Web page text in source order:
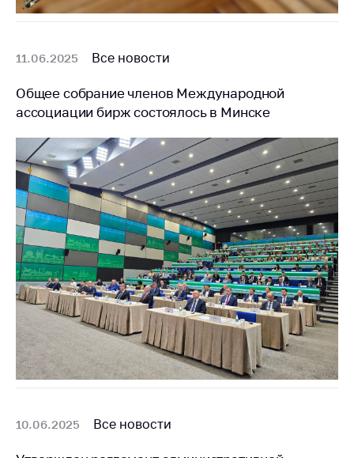
11.06.2025 Все новости
Общее собрание членов Международной
ассоциации бирж состоялось в Минске
10.06.2025 Все новости